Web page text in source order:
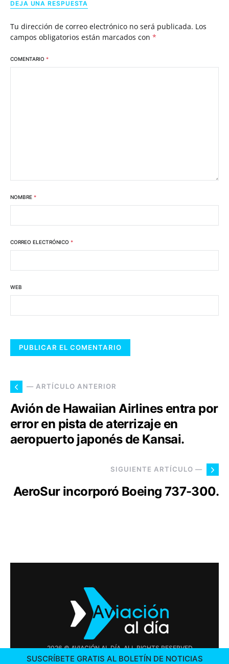
DEJA UNA RESPUESTA
Tu dirección de correo electrónico no será publicada. Los
campos obligatorios están marcados con *
COMENTARIO *
NOMBRE *
CORREO ELECTRÓNICO *
WEB
— ARTÍCULO ANTERIOR
Avión de Hawaiian Airlines entra por
error en pista de aterrizaje en
aeropuerto japonés de Kansai.
SIGUIENTE ARTÍCULO —
AeroSur incorporó Boeing 737-300.
2026 © AVIACIÓN AL DÍA. ALL RIGHTS RESERVED
SUSCRÍBETE GRATIS AL BOLETÍN DE NOTICIAS